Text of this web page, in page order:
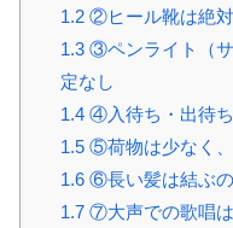
1.2②ヒール靴は絶対
1.3③ペンライト（サ
定なし
1.4④入待ち・出待ち
1.5⑤荷物は少なく、
1.6⑥長い髪は結ぶ
1.7⑦大声での歌唱